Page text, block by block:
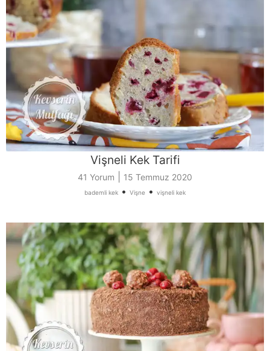
Vişneli Kek Tarifi
41 Yorum 15 Temmuz 2020
bademli kek • Vişne • vişneli kek